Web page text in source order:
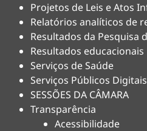
Projetos de Leis e Atos
Relatórios analíticos de
Resultados da Pesquisa
Resultados educacionais
Serviços de Saúde
Serviços Públicos Digitais
SESSÕES DA CÂMARA
Transparência
Acessibilidade